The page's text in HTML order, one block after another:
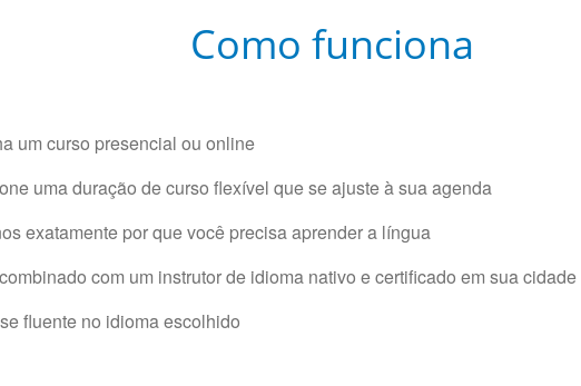
Como funciona
um curso presencial ou online
uma duração de curso flexível que se ajuste à sua agenda
exatamente por que você precisa aprender a língua
com um instrutor de idioma nativo e certificado em sua
fluente no idioma escolhido